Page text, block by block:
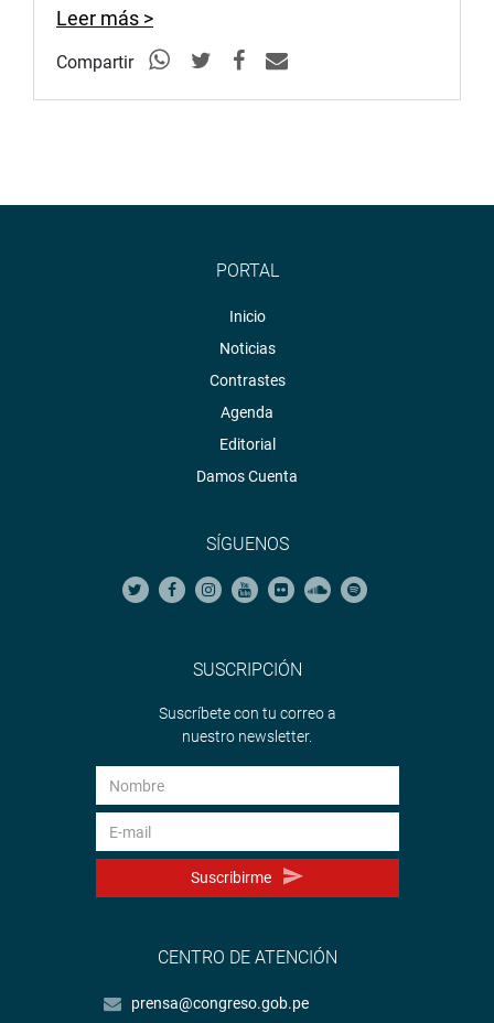
Leer más >
Compartir
PORTAL
Inicio
Noticias
Contrastes
Agenda
Editorial
Damos Cuenta
SÍGUENOS
SUSCRIPCIÓN
Suscríbete con tu correo a
nuestro newsletter.
Suscribirme
CENTRO DE ATENCIÓN
prensa@congreso.gob.pe